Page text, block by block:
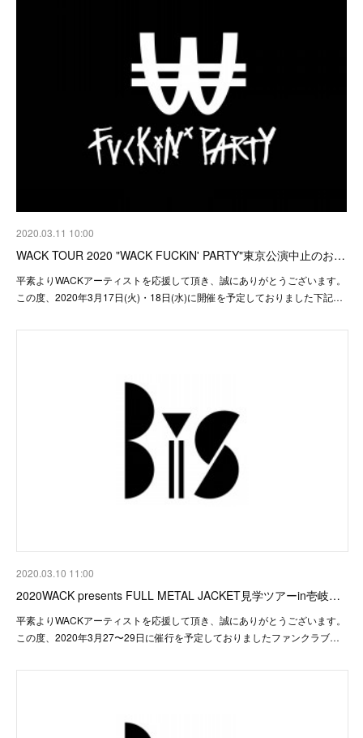
2020.03.11 10:00
WACK TOUR 2020 "WACK FUCKiN' PARTY"東京公演中止のお…
平素よりWACKアーティストを応援して頂き、誠にありがとうございます。
この度、2020年3月17日(火)・18日(水)に開催を予定しておりました下記…
2020.03.10 11:00
2020WACK presents FULL METAL JACKET見学ツアーin壱岐…
平素よりWACKアーティストを応援して頂き、誠にありがとうございます。
この度、2020年3月27〜29日に催行を予定しておりましたファンクラブ…